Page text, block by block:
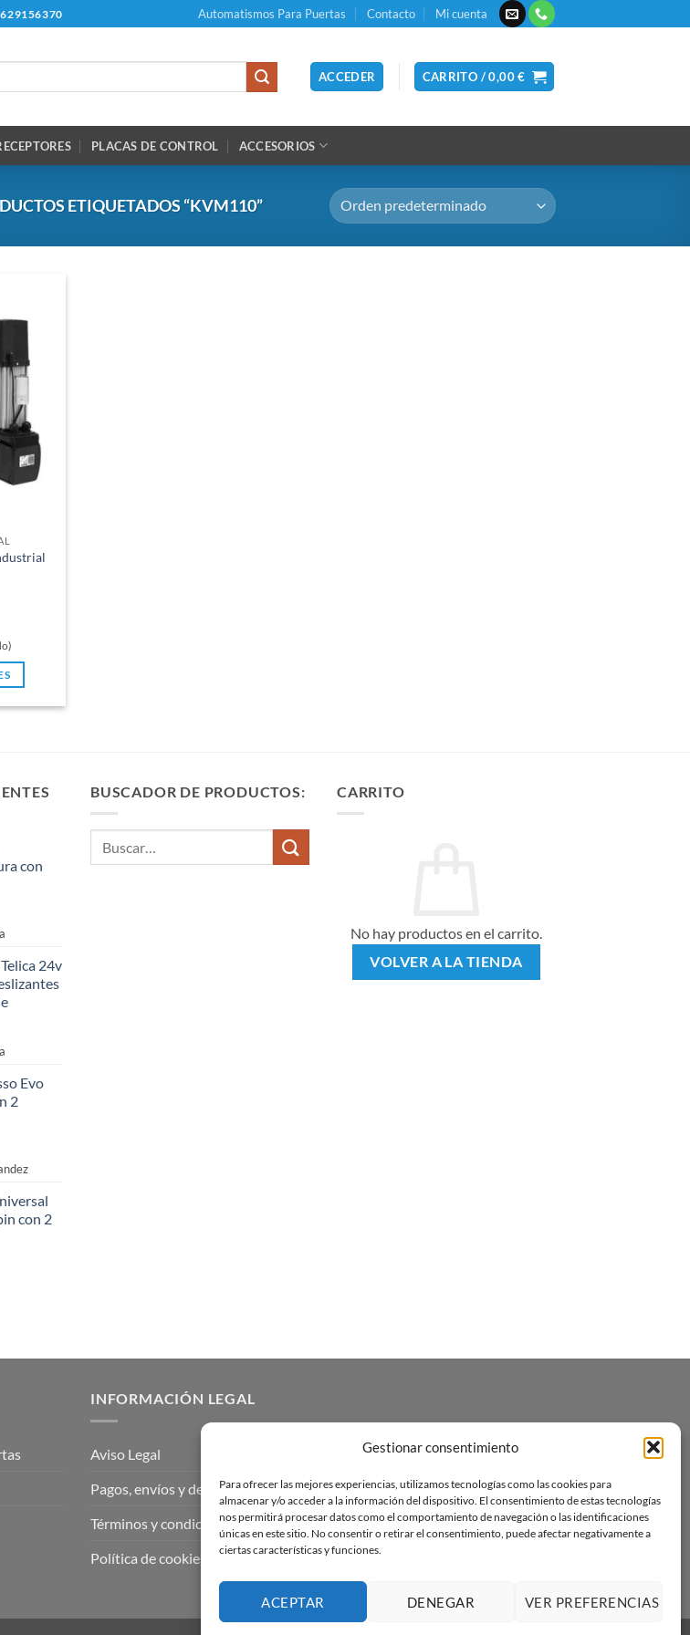
Gestionar consentimiento
Para ofrecer las mejores experiencias, utilizamos tecnologías como las cookies para
almacenar y/o acceder a la información del dispositivo. El consentimiento de estas tecnologías
nos permitirá procesar datos como el comportamiento de navegación o las identificaciones
únicas en este sitio. No consentir o retirar el consentimiento, puede afectar negativamente a
ciertas características y funciones.
ACEPTAR DENEGAR VER PREFERENCIAS
629156370 Automatismos Para Puertas Contacto Mi cuenta
ACCEDER CARRITO /0,00€
PLACAS DE CONTROL ACCESORIOS
ETIQUETADOS “KVM110”
con
24v
Evo
2
con 2
BUSCADOR DE PRODUCTOS:
Buscar
por:
CARRITO
No hay productos en el carrito.
VOLVER A LA TIENDA
INFORMACIÓN LEGAL
Aviso Legal
Pagos, envíos y devoluciones
Términos y condiciones
Política de cookies (UE)